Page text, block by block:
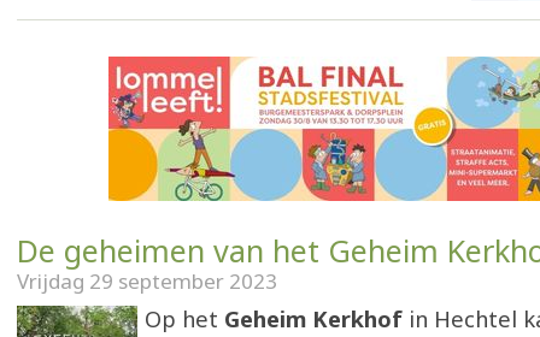
De geheimen van het Geheim
Vrijdag 29 september 2023
Op het Geheim Kerkhof in Hechtel